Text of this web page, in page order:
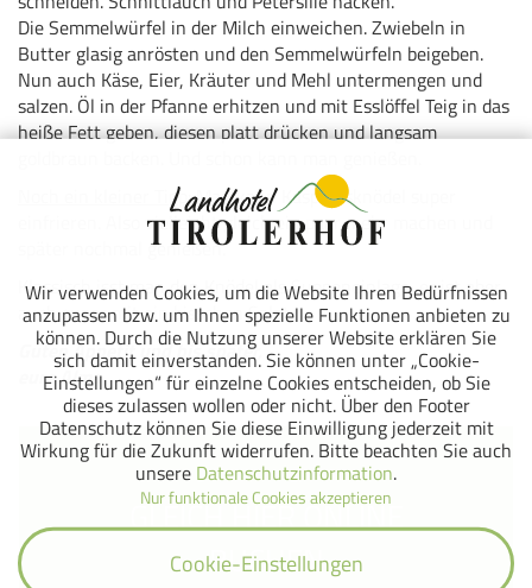
Die Semmelwürfel in der Milch einweichen. Zwiebeln in
Butter glasig anrösten und den Semmelwürfeln beigeben.
Nun auch Käse, Eier, Kräuter und Mehl untermengen und
salzen. Öl in der Pfanne erhitzen und mit Esslöffel Teig in das
heiße Fett geben, diesen platt drücken und langsam
Noch ein kleiner Tipp: Man kann Kaspressknödel super
einfrieren. Also vielleicht gleich ein paar mehr machen und
später nochmal genießen.
Klassisch isst man den Knödel als Suppeneinlage, er ist aber
auch super mit ein bisschen Salat.
Guten Appetit und bis später,
eure Alma
GLEICH HIER ONLINE
BUCHEN
Wir verwenden Cookies, um die Website Ihren Bedürfnissen
anzupassen bzw. um Ihnen spezielle Funktionen anbieten zu
können. Durch die Nutzung unserer Website erklären Sie
sich damit einverstanden. Sie können unter „Cookie-
Einstellungen“ für einzelne Cookies entscheiden, ob Sie
dieses zulassen wollen oder nicht. Über den Footer
Datenschutz können Sie diese Einwilligung jederzeit mit
Wirkung für die Zukunft widerrufen. Bitte beachten Sie auch
unsere Datenschutzinformation.
Nur funktionale Cookies akzeptieren
Cookie-Einstellungen